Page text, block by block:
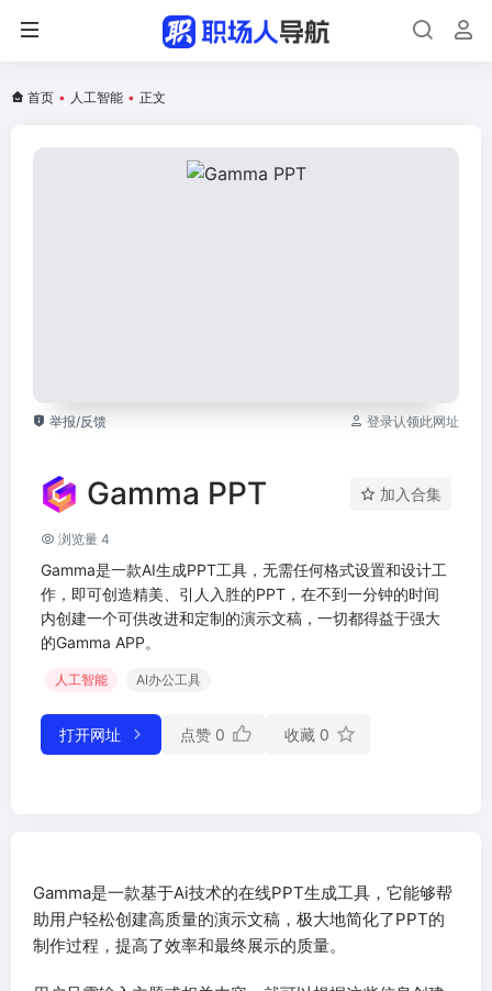
首页 • 人工智能 • 正文
举报/反馈 登录认领此网址
Gamma PPT 加入合集
浏览量 4
Gamma是一款AI生成PPT工具，无需任何格式设置和设计工
作，即可创造精美、引人入胜的PPT，在不到一分钟的时间
内创建一个可供改进和定制的演示文稿，一切都得益于强大
的Gamma APP。
人工智能 AI办公工具
打开网址 点赞 0 收藏 0
Gamma是一款基于Ai技术的在线PPT生成工具，它能够帮
助用户轻松创建高质量的演示文稿，极大地简化了PPT的
制作过程，提高了效率和最终展示的质量。